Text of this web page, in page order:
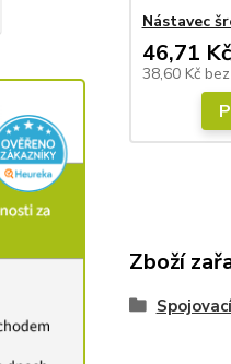
Nástavec
46,71 Kč
38,60 Kč
Zboží